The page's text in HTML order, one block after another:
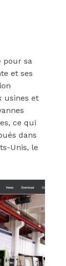
pour sa
et ses
usines et
ce qui
dans
Unis, le